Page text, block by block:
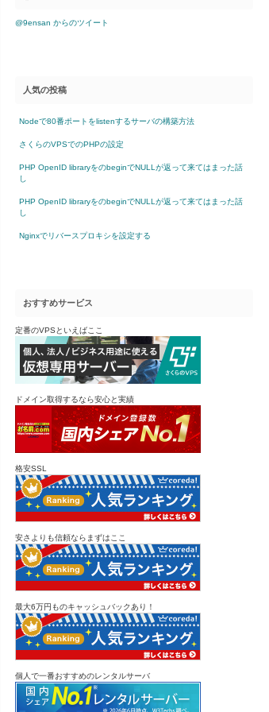
@9ensan からのツイート
人気の投稿
Nodeで80番ポートをlistenするサーバの構築方法
さくらのVPSでのPHPの設定
PHP OpenID libraryをのbeginでNULLが返って来てはまった話
し
PHP OpenID libraryをのbeginでNULLが返って来てはまった話
し
Nginxでリバースプロキシを設定する
おすすめサービス
定番のVPSといえばここ
ドメイン取得するなら安心と実績
格安SSL
安さよりも信頼ならまずはここ
最大6万円ものキャッシュバックあり！
個人で一番おすすめのレンタルサーバ